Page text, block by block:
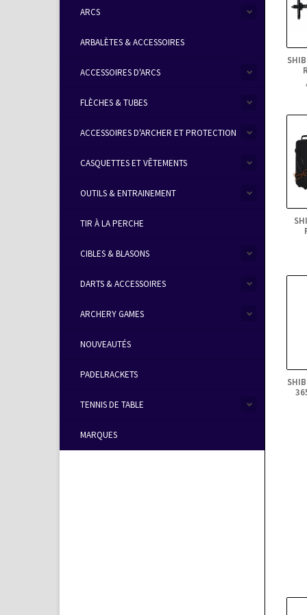
ARCS
ARBALÈTES & ACCESSOIRES
ACCESSOIRES D'ARCS
FLÈCHES & TUBES
ACCESSOIRES D'ARCHER ET PROTECTION
CASQUETTES ET VÊTEMENTS
OUTILS & ENTRAINEMENT
TIR À LA PERCHE
CIBLES & BLASONS
DARTS & ACCESSOIRES
ARCHERY GAMES
NOUVEAUTÉS
PADELRACKETS
TENNIS DE TABLE
MARQUES